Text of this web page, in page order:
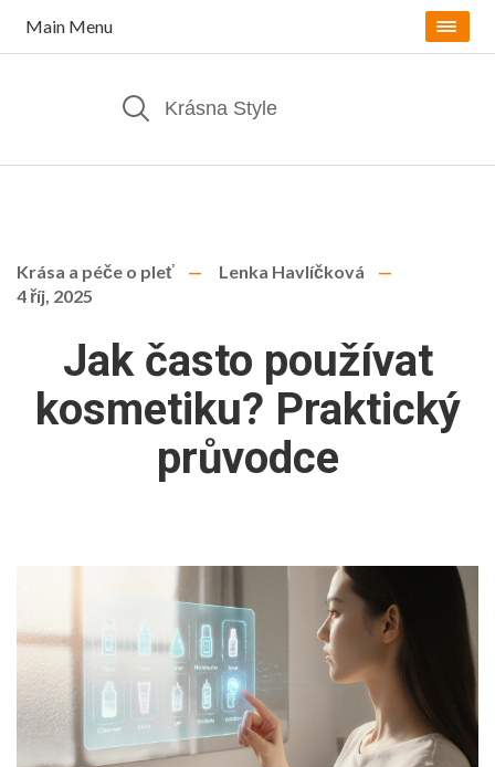
Main Menu
Krása a péče o pleť
Lenka Havlíčková
4 říj, 2025
Jak často používat
kosmetiku? Praktický
průvodce